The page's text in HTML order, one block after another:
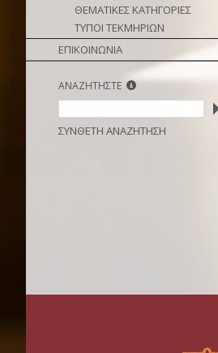
ΘΕΜΑΤΙΚΕΣ ΚΑΤΗΓΟΡΙΕΣ
ΤΥΠΟΙ ΤΕΚΜΗΡΙΩΝ
ΕΠΙΚΟΙΝΩΝΙΑ
ΑΝΑΖΗΤΗΣΤΕ
ΣΥΝΘΕΤΗ ΑΝΑΖΗΤΗΣΗ